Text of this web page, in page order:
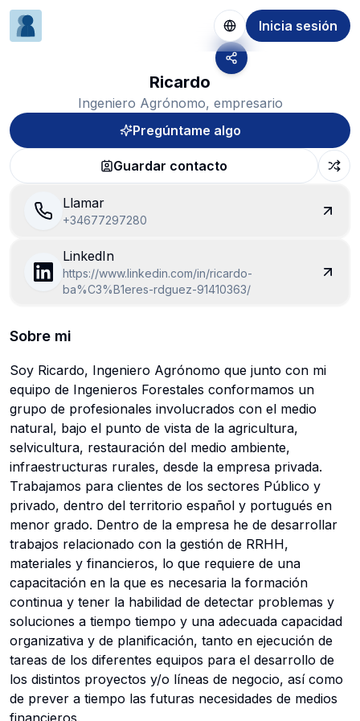
Inicia sesión
Ricardo
Ingeniero Agrónomo, empresario
Pregúntame algo
Guardar contacto
Llamar
+34677297280
LinkedIn
https://www.linkedin.com/in/ricardo-
ba%C3%B1eres-rdguez-91410363/
Sobre mi
Soy Ricardo, Ingeniero Agrónomo que junto con mi
equipo de Ingenieros Forestales conformamos un
grupo de profesionales involucrados con el medio
natural, bajo el punto de vista de la agricultura,
selvicultura, restauración del medio ambiente,
infraestructuras rurales, desde la empresa privada.
Trabajamos para clientes de los sectores Público y
privado, dentro del territorio español y portugués en
menor grado. Dentro de la empresa he de desarrollar
trabajos relacionado con la gestión de RRHH,
materiales y financieros, lo que requiere de una
capacitación en la que es necesaria la formación
continua y tener la habilidad de detectar problemas y
soluciones a tiempo tiempo y una adecuada capacidad
organizativa y de planificación, tanto en ejecución de
tareas de los diferentes equipos para el desarrollo de
los distintos proyectos y/o líneas de negocio, así como
de prever a tiempo las futuras necesidades de medios
financieros.